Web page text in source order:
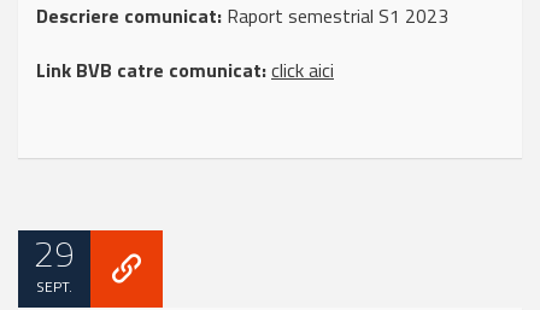
Descriere comunicat: Raport semestrial S1 2023
Link BVB catre comunicat:click aici
29
SEPT.